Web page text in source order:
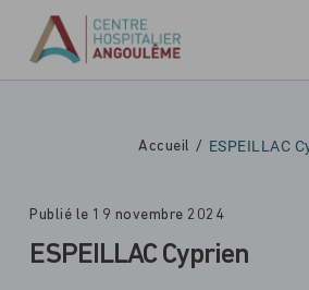
Accueil ESPEILLAC
Publié le 19 novembre 2024
ESPEILLAC Cyprien